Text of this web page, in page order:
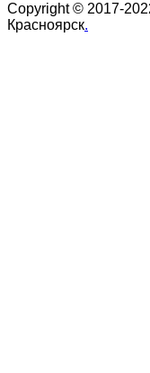
Copyright © 2017-
Красноярск.